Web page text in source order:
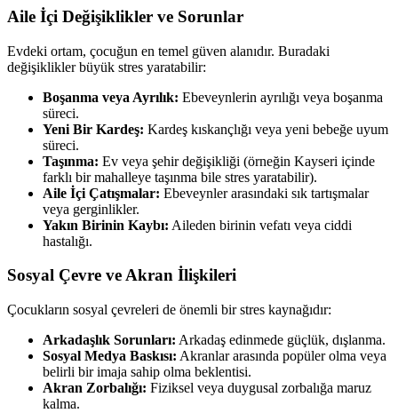
Aile İçi Değişiklikler ve Sorunlar
Evdeki ortam, çocuğun en temel güven alanıdır. Buradaki
değişiklikler büyük stres yaratabilir:
Boşanma veya Ayrılık: Ebeveynlerin ayrılığı veya boşanma
süreci.
Yeni Bir Kardeş: Kardeş kıskançlığı veya yeni bebeğe uyum
süreci.
Taşınma: Ev veya şehir değişikliği (örneğin Kayseri içinde
farklı bir mahalleye taşınma bile stres yaratabilir).
Aile İçi Çatışmalar: Ebeveynler arasındaki sık tartışmalar
veya gerginlikler.
Yakın Birinin Kaybı: Aileden birinin vefatı veya ciddi
hastalığı.
Sosyal Çevre ve Akran İlişkileri
Çocukların sosyal çevreleri de önemli bir stres kaynağıdır:
Arkadaşlık Sorunları: Arkadaş edinmede güçlük, dışlanma.
Sosyal Medya Baskısı: Akranlar arasında popüler olma veya
belirli bir imaja sahip olma beklentisi.
Akran Zorbalığı: Fiziksel veya duygusal zorbalığa maruz
kalma.